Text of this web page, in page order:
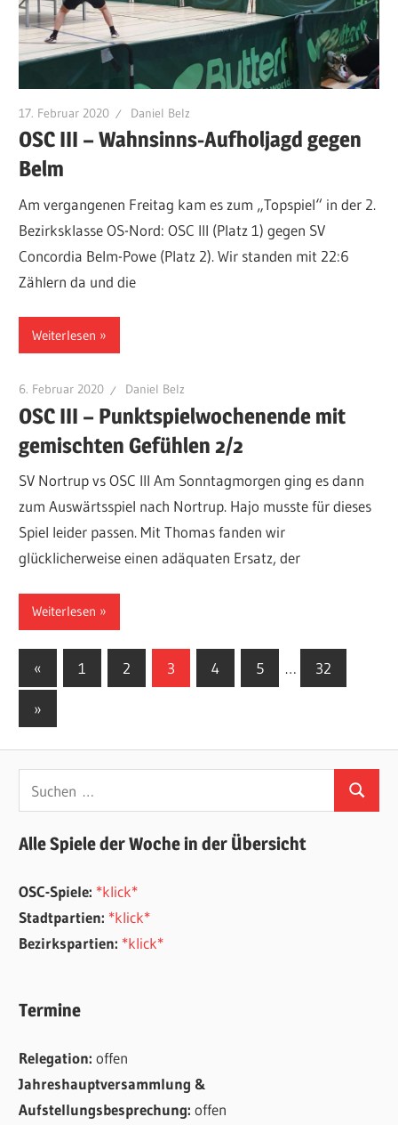
17. Februar 2020 Daniel Belz
OSC III – Wahnsinns-Aufholjagd gegen
Belm
Am vergangenen Freitag kam es zum „Topspiel“ in der 2.
Bezirksklasse OS-Nord: OSC III (Platz 1) gegen SV
Concordia Belm-Powe (Platz 2). Wir standen mit 22:6
Zählern da und die
Weiterlesen
6. Februar 2020 Daniel Belz
OSC III – Punktspielwochenende mit
gemischten Gefühlen 2/2
SV Nortrup vs OSC III Am Sonntagmorgen ging es dann
zum Auswärtsspiel nach Nortrup. Hajo musste für dieses
Spiel leider passen. Mit Thomas fanden wir
glücklicherweise einen adäquaten Ersatz, der
Weiterlesen
Seitennummerierung
der
Beiträge
« Vorherige
Beiträge
1 2 3 4 5 … 32
Nächste
Beiträge
»
nach:
Suchen
Alle Spiele der Woche in der Übersicht
OSC-Spiele: *klick*
Stadtpartien: *klick*
Bezirkspartien: *klick*
Termine
Relegation:offen
Jahreshauptversammlung &
Aufstellungsbesprechung:offen